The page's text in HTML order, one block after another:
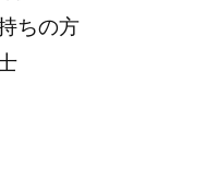
ちの方